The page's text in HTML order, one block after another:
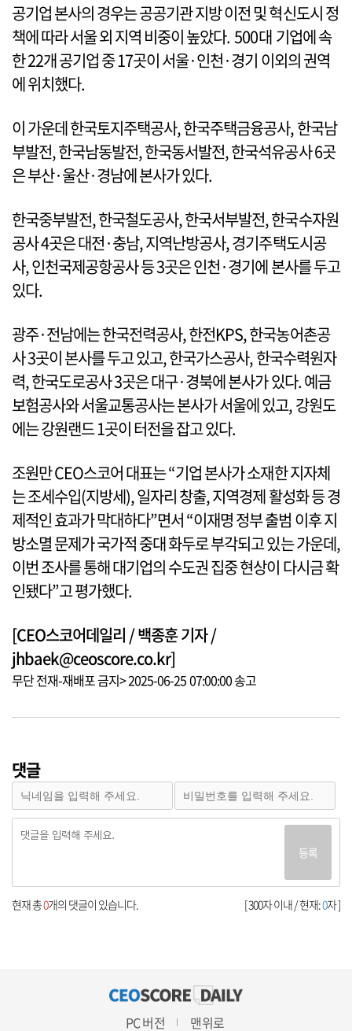
공기업 본사의 경우는 공공기관 지방 이전 및 혁신도시 정
책에 따라 서울 외 지역 비중이 높았다. 500대 기업에 속
한 22개 공기업 중 17곳이 서울·인천·경기 이외의 권역
에 위치했다.
이 가운데 한국토지주택공사, 한국주택금융공사, 한국남
부발전, 한국남동발전, 한국동서발전, 한국석유공사 6곳
은 부산·울산·경남에 본사가 있다.
한국중부발전, 한국철도공사, 한국서부발전, 한국수자원
공사 4곳은 대전·충남, 지역난방공사, 경기주택도시공
사, 인천국제공항공사 등 3곳은 인천·경기에 본사를 두고
있다.
광주·전남에는 한국전력공사, 한전KPS, 한국농어촌공
사 3곳이 본사를 두고 있고, 한국가스공사, 한국수력원자
력, 한국도로공사 3곳은 대구·경북에 본사가 있다. 예금
보험공사와 서울교통공사는 본사가 서울에 있고, 강원도
에는 강원랜드 1곳이 터전을 잡고 있다.
조원만 CEO스코어 대표는 “기업 본사가 소재한 지자체
는 조세수입(지방세), 일자리 창출, 지역경제 활성화 등 경
제적인 효과가 막대하다”면서 “이재명 정부 출범 이후 지
방소멸 문제가 국가적 중대 화두로 부각되고 있는 가운데,
이번 조사를 통해 대기업의 수도권 집중 현상이 다시금 확
인됐다”고 평가했다.
[CEO스코어데일리 / 백종훈 기자 /
jhbaek@ceoscore.co.kr]
무단 전재-재배포 금지> 2025-06-25 07:00:00 송고
댓글
등록
[ 300자 이내 / 현재:0자 ]
현재 총0개의 댓글이 있습니다.
PC 버전 맨위로